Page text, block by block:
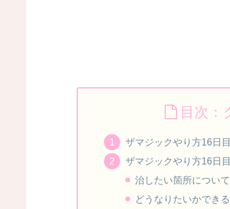
目次：
ザマジックやり方16日
ザマジックやり方16日
治したい箇所につい
どうなりたいかでき